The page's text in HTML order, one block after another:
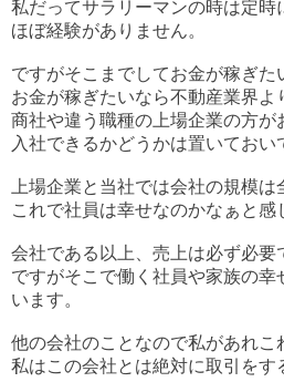
私だってサラリーマンの時は定時
ほぼ経験がありません。
ですがそこまでしてお金が稼ぎた
お金が稼ぎたいなら不動産業界よ
商社や違う職種の上場企業の方が
入社できるかどうかは置いておい
上場企業と当社では会社の規模
これで社員は幸せなのかなぁと感
会社である以上、売上は必ず必要
ですがそこで働く社員や家族の幸
います。
他の会社のことなので私があれこ
私はこの会社とは絶対に取引をす